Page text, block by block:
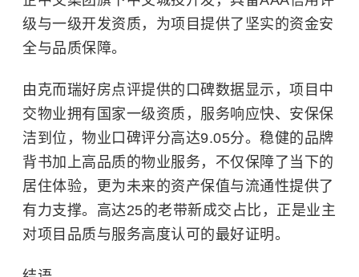
级与一级开发资质，为项目提供了坚实的资金安
全与品质保障。
由克而瑞好房点评提供的口碑数据显示，项目中
交物业拥有国家一级资质，服务响应快、安保保
洁到位，物业口碑评分高达9.05分。稳健的品牌
背书加上高品质的物业服务，不仅保障了当下的
居住体验，更为未来的资产保值与流通性提供了
有力支撑。高达25的老带新成交占比，正是业主
对项目品质与服务高度认可的最好证明。